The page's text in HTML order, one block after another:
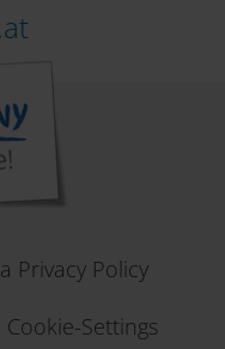
Privacy Policy
Cookie-Settings